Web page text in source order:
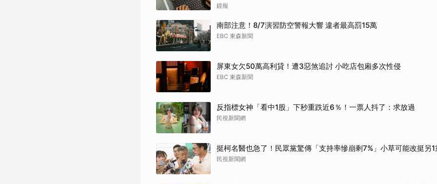
鏡報
南部注意！8/7演習防空警報大響 違者最高罰15萬
EBC 東森新聞
屏東女欠50萬高利貸！遭3惡煞追討 小吃店包廂多次性侵
EBC 東森新聞
反指標女神「看中1股」下秒重跌近6％！一票人抖了：求放過
民視新聞網
挺柯名醫也急了！民眾黨驚傳「支持率慘崩剩7%」小草可能改挺另1
民視新聞網